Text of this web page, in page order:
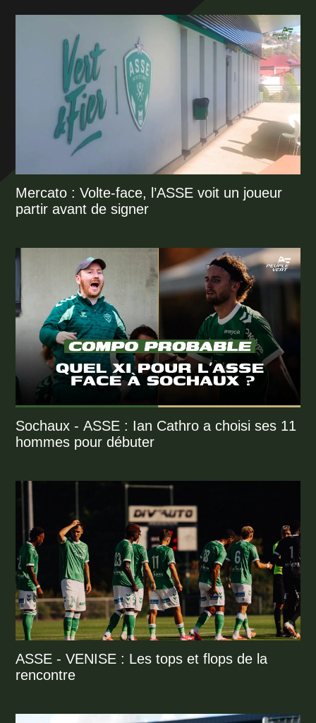
Mercato : Volte-face, l’ASSE voit un joueur
partir avant de signer
Sochaux - ASSE : Ian Cathro a choisi ses 11
hommes pour débuter
ASSE - VENISE : Les tops et flops de la
rencontre